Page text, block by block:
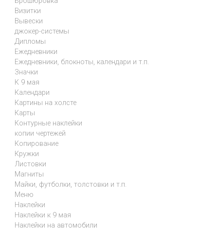
Визитки
Вывески
джокер-системы
Дипломы
Ежедневники
Ежедневники, блокноты, календари и т.п.
Значки
К 9 мая
Календари
Картины на холсте
Карты
Контурные наклейки
копии чертежей
Копирование
Кружки
Листовки
Магниты
Майки, футболки, толстовки и т.п.
Меню
Наклейки
Наклейки к 9 мая
Наклейки на автомобили